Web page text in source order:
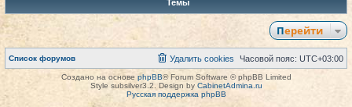
Темы
Перейти
Список форумов Часовой пояс: UTC+03:00
Удалить cookies
Создано на основе phpBB® Forum Software © phpBB Limited
Style subsilver3.2. Design by CabinetAdmina.ru
Русская поддержка phpBB